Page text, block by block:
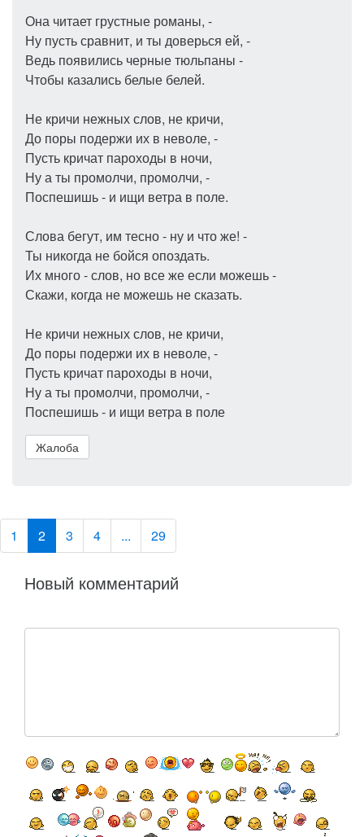
Она читает грустные романы, -
Ну пусть сравнит, и ты доверься ей, -
Ведь появились черные тюльпаны -
Чтобы казались белые белей.
Не кричи нежных слов, не кричи,
До поры подержи их в неволе, -
Пусть кричат пароходы в ночи,
Ну а ты промолчи, промолчи, -
Поспешишь - и ищи ветра в поле.
Слова бегут, им тесно - ну и что же! -
Ты никогда не бойся опоздать.
Их много - слов, но все же если можешь -
Скажи, когда не можешь не сказать.
Не кричи нежных слов, не кричи,
До поры подержи их в неволе, -
Пусть кричат пароходы в ночи,
Ну а ты промолчи, промолчи, -
Поспешишь - и ищи ветра в поле
Жалоба
1 2 3 4 ... 29
Новый комментарий